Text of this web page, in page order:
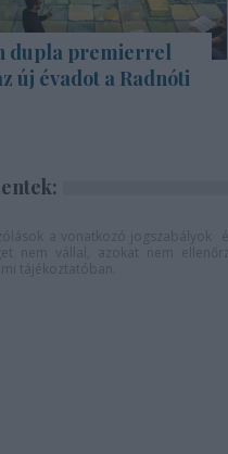
dupla premierrel
új évadot a Radnóti